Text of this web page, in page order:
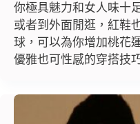
你極具魅力和女人味十
或者到外面閒逛，紅鞋
球，可以為你增加桃花
優雅也可性感的穿搭技